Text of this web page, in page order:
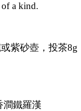
of a kind.
紫砂壺，投茶8g
澗鐵羅漢